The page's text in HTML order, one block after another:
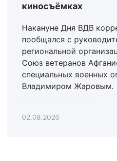
киносъёмках
Накануне Дня ВДВ
пообщался с
региональной
Союз ветеранов
специальных военных
Владимиром Жаровым.
02.08.2026